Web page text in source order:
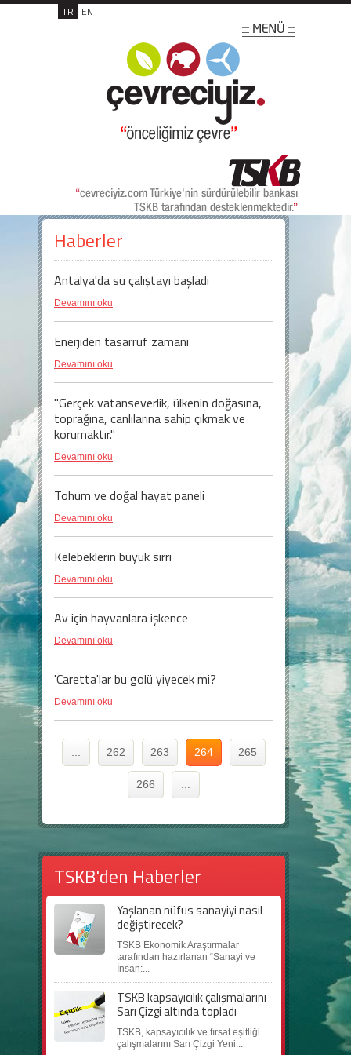
TR EN
Haberler
Antalya'da su çalıştayı başladı
Devamını oku
Enerjiden tasarruf zamanı
Devamını oku
"Gerçek vatanseverlik, ülkenin doğasına,
toprağına, canlılarına sahip çıkmak ve
korumaktır."
Devamını oku
Tohum ve doğal hayat paneli
Devamını oku
Kelebeklerin büyük sırrı
Devamını oku
Av için hayvanlara işkence
Devamını oku
'Caretta'lar bu golü yiyecek mi?
Devamını oku
262 263 264 265
266
TSKB'den Haberler
Yaşlanan nüfus sanayiyi nasıl
değiştirecek?
TSKB Ekonomik Araştırmalar
tarafından hazırlanan “Sanayi ve
İnsan:...
TSKB kapsayıcılık çalışmalarını
Sarı Çizgi altında topladı
TSKB, kapsayıcılık ve fırsat eşitliği
çalışmalarını Sarı Çizgi Yeni...